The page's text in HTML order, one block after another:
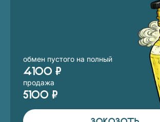
обмен пустого на полный
4100 ₽
продажа
5100 ₽